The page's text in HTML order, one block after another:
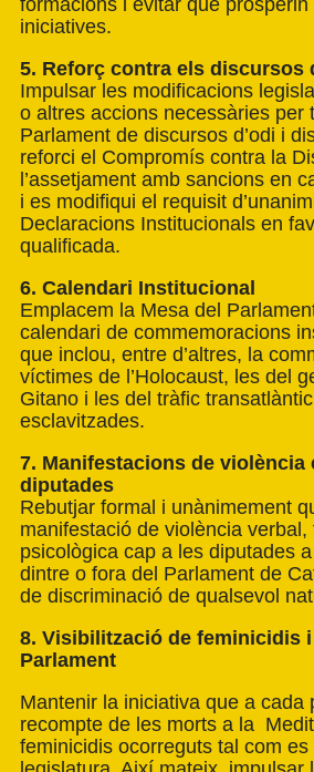
formacions i evitar que prosperin
iniciatives.
5. Reforç contra els discursos
Impulsar les modificacions
o altres accions necessàries per
Parlament de discursos d’odi i
reforci el Compromís contra la
l’assetjament amb sancions en
i es modifiqui el requisit
Declaracions Institucionals en
qualificada.
6. Calendari Institucional
Emplacem la Mesa del
calendari de commemoracions
que inclou, entre d’altres, la
víctimes de l’Holocaust, les del
Gitano i les del tràfic
esclavitzades.
7. Manifestacions de violència
diputades
Rebutjar formal i unànimement
manifestació de violència verbal,
psicològica cap a les diputades
dintre o fora del Parlament de
de discriminació de qualsevol
8. Visibilització de feminicidis i
Parlament
Mantenir la iniciativa que a cada
recompte de les morts a la
feminicidis ocorreguts tal com es